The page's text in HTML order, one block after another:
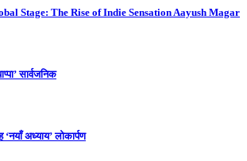
Stage: The Rise of Indie Sensation Aayush Magar
सार्वजनिक
अध्याय’ लोकार्पण